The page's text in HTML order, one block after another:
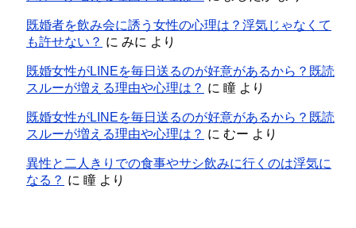
既婚者を飲み会に誘う女性の心理は？浮気じゃなくて
も許せない？ に みに より
既婚女性がLINEを毎日送るのが好意があるから？既読
スルーが増える理由や心理は？ に 瞳 より
既婚女性がLINEを毎日送るのが好意があるから？既読
スルーが増える理由や心理は？ に むー より
異性と二人きりでの食事やサシ飲みに行くのは浮気に
なる？ に 瞳 より